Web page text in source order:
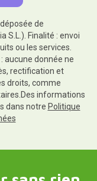
de
S.L.). Finalité : envoi
ou les services.
aucune donnée ne
rectification et
droits, comme
informations
dans notre Politique